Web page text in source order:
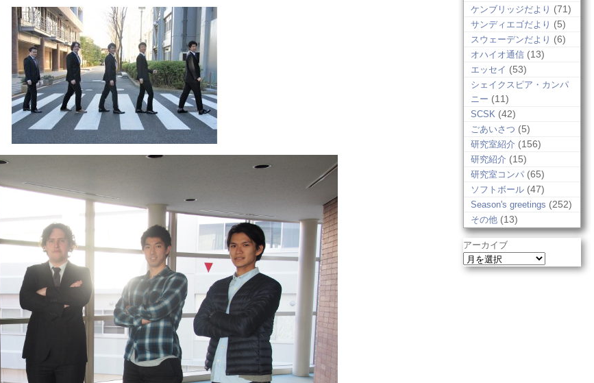
ケンブリッジだより (71)
サンディエゴだより (5)
スウェーデンだより (6)
オハイオ通信 (13)
エッセイ (53)
シェイクスピア・カンパ
ニー (11)
SCSK (42)
ごあいさつ (5)
研究室紹介 (156)
研究紹介 (15)
研究室コンパ (65)
ソフトボール (47)
Season's greetings (252)
その他 (13)
アーカイブ